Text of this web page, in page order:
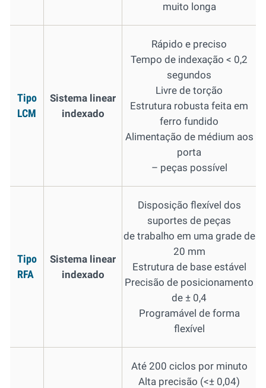
muito longa
Tipo
LCM
Sistema linear
indexado
Rápido e preciso
Tempo de indexação < 0,2
segundos
Livre de torção
Estrutura robusta feita em
ferro fundido
Alimentação de médium aos
porta
– peças possível
Tipo
RFA
Sistema linear
indexado
Disposição flexível dos
suportes de peças
de trabalho em uma grade de
20 mm
Estrutura de base estável
Precisão de posicionamento
de ± 0,4
Programável de forma
flexível
Até 200 ciclos por minuto
Alta precisão (<± 0,04)